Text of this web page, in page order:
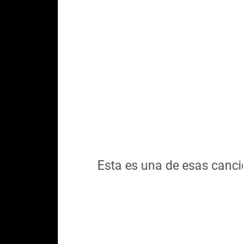
Esta es una de esas